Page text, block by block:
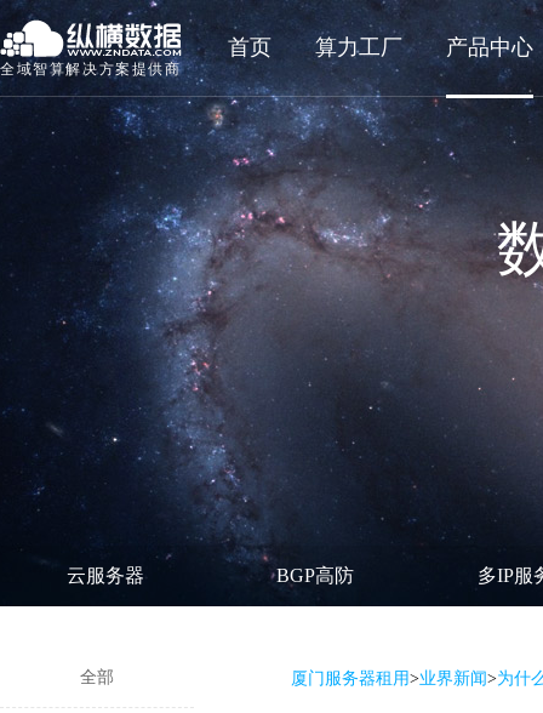
全域智算解决方案提供商
首页 算力工厂 产品中心
云服务器 BGP高防 多IP服
全部 厦门服务器租用>业界新闻>为什